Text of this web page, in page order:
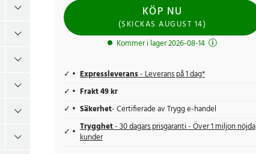
KÖP NU
(SKICKASAUGUST 14)
Kommer i lager 2026-08-14
Expressleverans- Leverans på 1 dag*
Frakt 49 kr
Säkerhet- Certifierade av Trygg e-handel
Trygghet- 30 dagars prisgaranti - Över 1 miljon nöjda
kunder